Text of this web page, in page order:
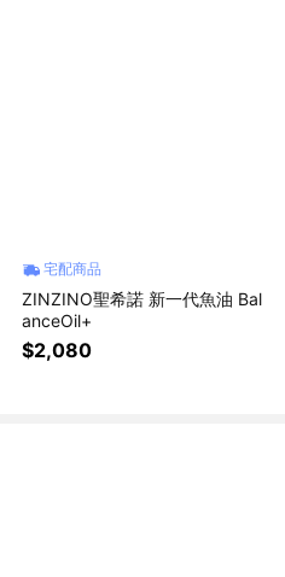
宅配商品
ZINZINO聖希諾 新一代魚油 Bal
anceOil+
$2,080